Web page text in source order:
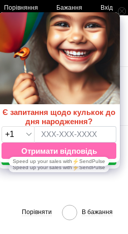
Порівняння Бажання Вхід
Мій кошик
🚨🚨🚨
Розпродаж
Кульки з
друком😀
🎈
Зірки 18" ТМ Артшоу Латекс Балунс
(Китай), Гелій
Порівняти В бажання